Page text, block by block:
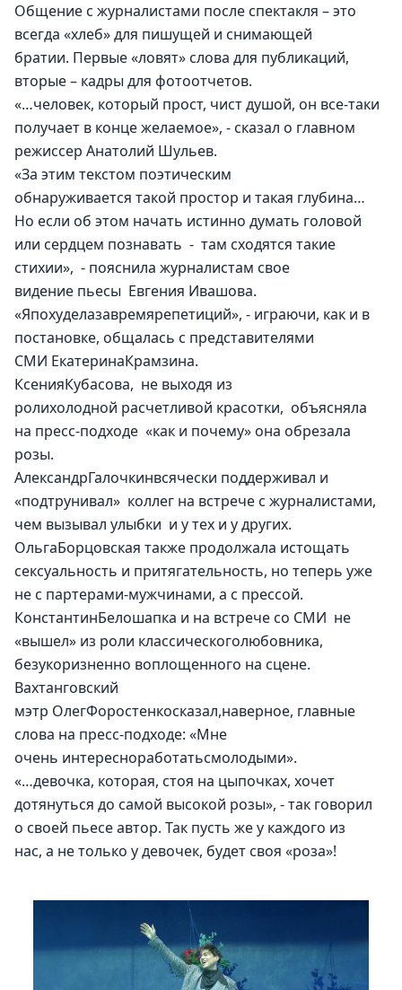
Общение с журналистами после спектакля – это
всегда «хлеб» для пишущей и снимающей
братии. Первые «ловят» слова для публикаций,
вторые – кадры для фотоотчетов.
«…человек, который прост, чист душой, он все-таки
получает в конце желаемое», - сказал о главном
режиссер Анатолий Шульев.
«За этим текстом поэтическим
обнаруживается такой простор и такая глубина…
Но если об этом начать истинно думать головой
или сердцем познавать  -  там сходятся такие
стихии»,  - пояснила журналистам свое
видение пьесы  Евгения Ивашова.
«Япохуделазавремярепетиций», - играючи, как и в
постановке, общалась с представителями
СМИ ЕкатеринаКрамзина.
КсенияКубасова,  не выходя из
ролихолодной расчетливой красотки,  объясняла
на пресс-подходе  «как и почему» она обрезала
розы.
АлександрГалочкинвсячески поддерживал и
«подтрунивал»  коллег на встрече с журналистами,
чем вызывал улыбки  и у тех и у других.
ОльгаБорцовская также продолжала истощать
сексуальность и притягательность, но теперь уже
не с партерами-мужчинами, а с прессой.
КонстантинБелошапка и на встрече со СМИ  не
«вышел» из роли классическоголюбовника,
безукоризненно воплощенного на сцене.
Вахтанговский
мэтр ОлегФоростенкосказал,наверное, главные
слова на пресс-подходе: «Мне
очень интересноработатьсмолодыми».
«…девочка, которая, стоя на цыпочках, хочет
дотянуться до самой высокой розы», - так говорил
о своей пьесе автор. Так пусть же у каждого из
нас, а не только у девочек, будет своя «роза»!